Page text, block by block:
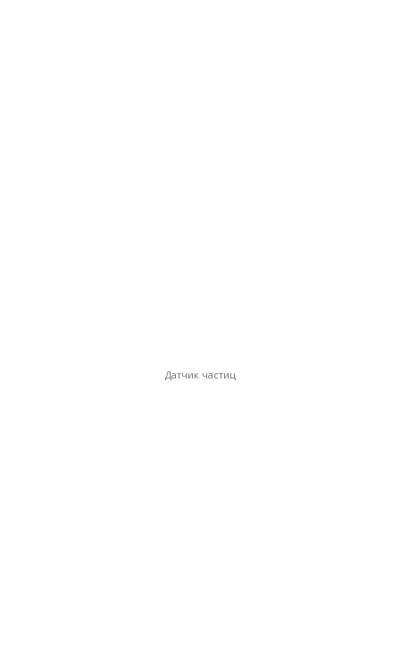
Датчик частиц